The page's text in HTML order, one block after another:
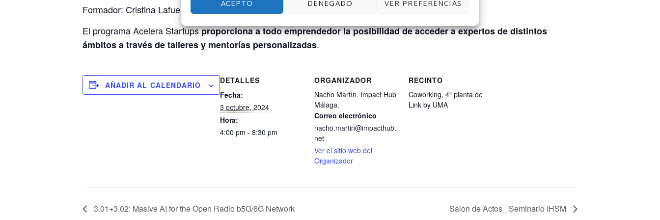
ACEPTO DENEGADO VER PREFERENCIAS
Formador: Cristina Lafuente González
El programa Acelera Startupsproporciona a todo emprendedor la posibilidad de acceder a expertos de distintos
ámbitos a través de talleres y mentorías personalizadas.
AÑADIR AL CALENDARIO
DETALLES
Fecha:
3 octubre, 2024
Hora:
4:00 pm - 8:30 pm
ORGANIZADOR
Nacho Martín. Impact Hub
Málaga.
Correo electrónico
nacho.martin@impacthub.
net
Ver el sitio web del
Organizador
RECINTO
Coworking, 4ª planta de
Link by UMA
3.01+3.02: Masive AI for the Open Radio b5G/6G Network Salón de Actos_ Seminario IHSM